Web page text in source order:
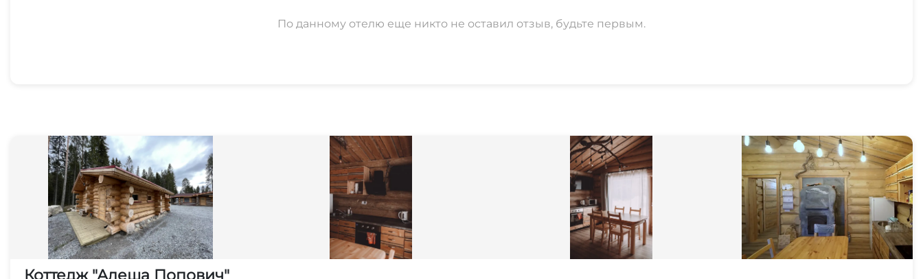
По данному отелю еще никто не оставил отзыв, будьте первым.
Коттедж "Алеша Попович"